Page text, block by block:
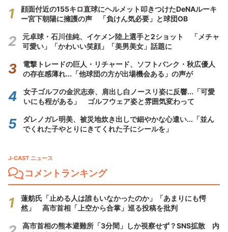
顔面付近の155キロ直球にヘルメット叩きつけたDeNAルーキ
ー宮下朝陽に擁護の声 「負けん気必要」と球団OB
元卓球・石川佳純、イケメン陸上選手と2ショット 「メチャ
可愛い」「かわいい笑顔」「美男美女」話題に
電撃トレードの巨人・リチャード、ソフトバンク・秋広優人
の存在感薄れ...「他球団の方が出場機会ある」の声が
女子ゴルフの金沢志奈、肩出し白ノースリ姿に反響...「可愛
いにも程がある」 ゴルフウェア姿と雰囲気変わって
ダレノガレ明美、被災地炊き出しで細やかな心遣い...「並ん
でくれた子やとりにきてくれた子にシールを」
J-CAST ニュース
コメントランキング
蓮舫氏「止める人は誰もいなかったのか」「あまりにも愕
然」 高市首相「上空から合掌」巡る投稿を批判
高市首相の熊本避難所「3分間」しか視察せず？SNS拡散 内